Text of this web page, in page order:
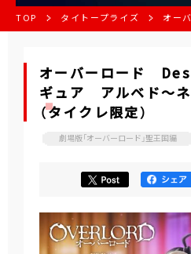
TOP タイトープライズ オー
オーバーロード
ギュア アルベド～
（タイクレ限定）
劇場版「オーバーロード」聖王国編